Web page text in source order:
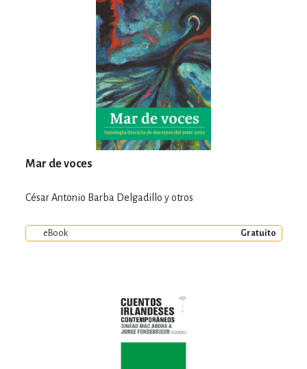
Mar de voces
César Antonio Barba Delgadillo y otros
eBook Gratuito